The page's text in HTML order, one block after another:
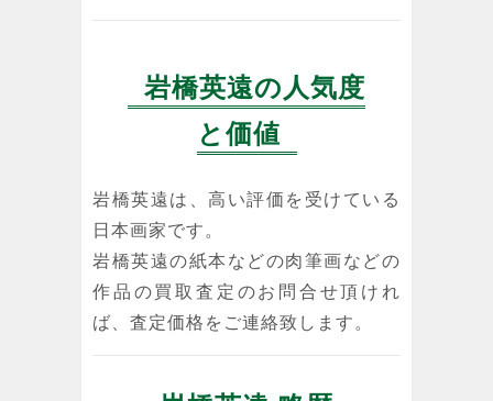
岩橋英遠の人気度
と価値
岩橋英遠は、高い評価を受けている
日本画家です。
岩橋英遠の紙本などの肉筆画などの
作品の買取査定のお問合せ頂けれ
ば、査定価格をご連絡致します。